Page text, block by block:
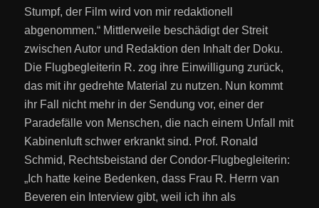
Stumpf, der Film wird von mir redaktionell
abgenommen.“ Mittlerweile beschädigt der Streit
zwischen Autor und Redaktion den Inhalt der Doku.
Die Flugbegleiterin R. zog ihre Einwilligung zurück,
das mit ihr gedrehte Material zu nutzen. Nun kommt
ihr Fall nicht mehr in der Sendung vor, einer der
Paradefälle von Menschen, die nach einem Unfall mit
Kabinenluft schwer erkrankt sind. Prof. Ronald
Schmid, Rechtsbeistand der Condor-Flugbegleiterin:
„Ich hatte keine Bedenken, dass Frau R. Herrn van
Beveren ein Interview gibt, weil ich ihn als